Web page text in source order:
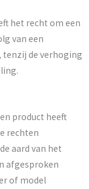
het recht om een
van een
tenzij de verhoging
product heeft
rechten
aard van het
afgesproken
of model